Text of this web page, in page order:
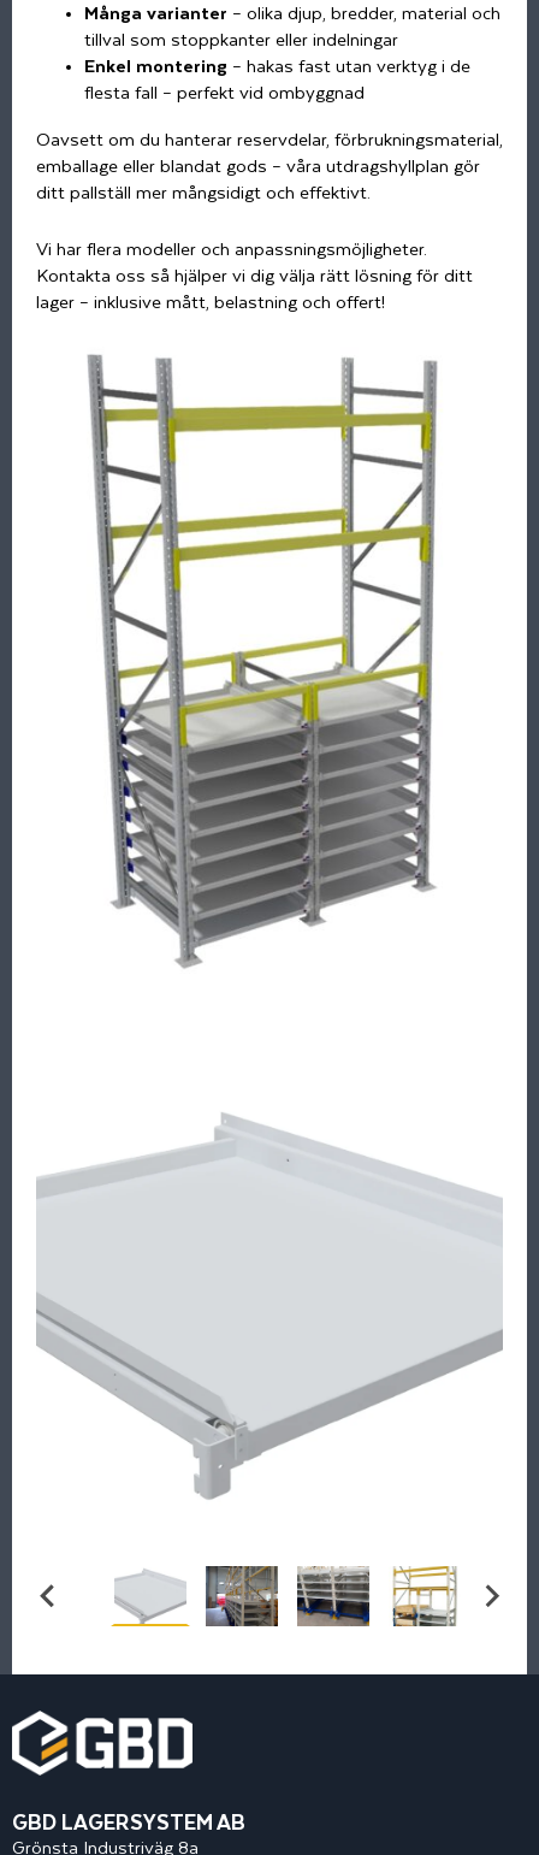
Många varianter – olika djup, bredder, material och
tillval som stoppkanter eller indelningar
Enkel montering – hakas fast utan verktyg i de
flesta fall – perfekt vid ombyggnad
Oavsett om du hanterar reservdelar, förbrukningsmaterial,
emballage eller blandat gods – våra utdragshyllplan gör
ditt pallställ mer mångsidigt och effektivt.
Vi har flera modeller och anpassningsmöjligheter.
Kontakta oss så hjälper vi dig välja rätt lösning för ditt
lager – inklusive mått, belastning och offert!
GBD LAGERSYSTEM AB
Grönsta Industriväg 8a